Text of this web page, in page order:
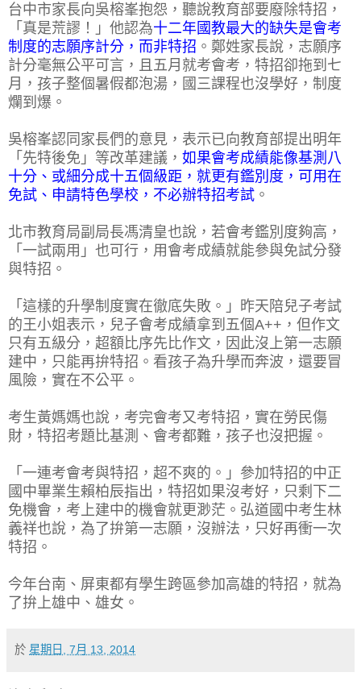
台中市家長向吳榕峯抱怨，聽說教育部要廢除特招，
「真是荒謬！」他認為十二年國教最大的缺失是會考
制度的志願序計分，而非特招 。鄭姓家長說，志願序
計分毫無公平可言，且五月就考會考，特招卻拖到七
月，孩子整個暑假都泡湯，國三課程也沒學好，制度
爛到爆。
吳榕峯認同家長們的意見，表示已向教育部提出明年
「先特後免」等改革建議， 如果會考成績能像基測八
十分、或細分成十五個級距，就更有鑑別度，可用在
免試、申請特色學校，不必辦特招考試 。
北市教育局副局長馮清皇也說，若會考鑑別度夠高，
「一試兩用」也可行，用會考成績就能參與免試分發
與特招。
「這樣的升學制度實在徹底失敗。」昨天陪兒子考試
的王小姐表示，兒子會考成績拿到五個A++，但作文
只有五級分，超額比序先比作文，因此沒上第一志願
建中，只能再拚特招。看孩子為升學而奔波，還要冒
風險，實在不公平。
考生黃媽媽也說，考完會考又考特招，實在勞民傷
財，特招考題比基測、會考都難，孩子也沒把握。
「一連考會考與特招，超不爽的。」參加特招的中正
國中畢業生賴柏辰指出，特招如果沒考好，只剩下二
免機會，考上建中的機會就更渺茫。弘道國中考生林
義祥也說，為了拚第一志願，沒辦法，只好再衝一次
特招。
今年台南、屏東都有學生跨區參加高雄的特招，就為
了拚上雄中、雄女。
於 星期日, 7月 13, 2014